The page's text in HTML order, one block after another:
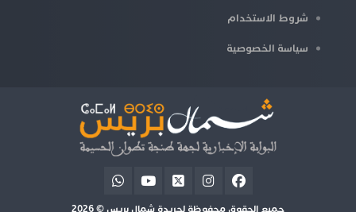
شروط الاستخدام
سياسة الخصوصية